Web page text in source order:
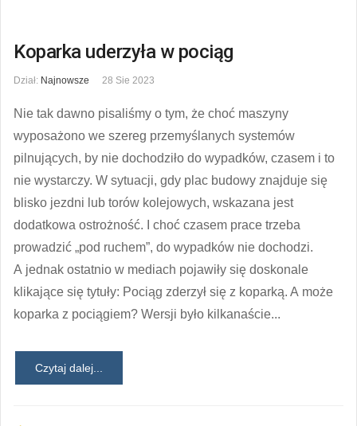
Koparka uderzyła w pociąg
Dział: Najnowsze 28 Sie 2023
Nie tak dawno pisaliśmy o tym, że choć maszyny
wyposażono we szereg przemyślanych systemów
pilnujących, by nie dochodziło do wypadków, czasem i to
nie wystarczy. W sytuacji, gdy plac budowy znajduje się
blisko jezdni lub torów kolejowych, wskazana jest
dodatkowa ostrożność. I choć czasem prace trzeba
prowadzić „pod ruchem”, do wypadków nie dochodzi.
A jednak ostatnio w mediach pojawiły się doskonale
klikające się tytuły: Pociąg zderzył się z koparką. A może
koparka z pociągiem? Wersji było kilkanaście...
Czytaj dalej...